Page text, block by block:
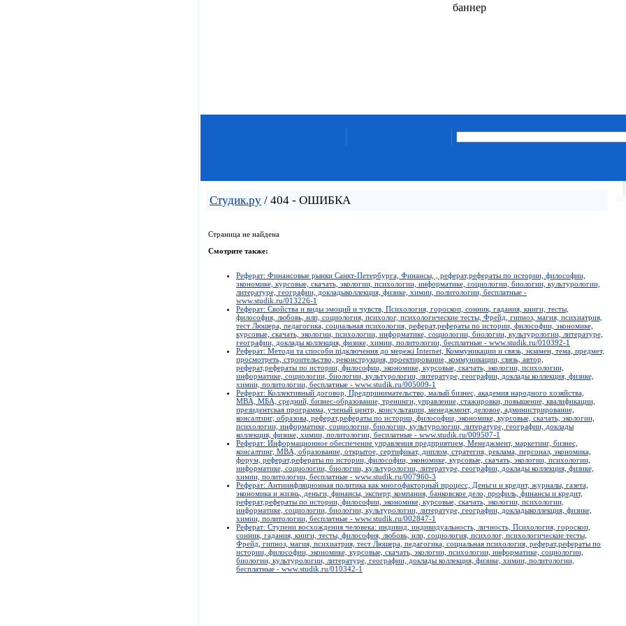
баннер
Студик.ру / 404 - ОШИБКА
Страница не найдена
Смотрите также:
Реферат: Финансовые рынки Санкт-Петербурга, Финансы, , реферат,рефераты по истории, философии,
экономике, курсовые, скачать, экологии, психологии, информатике, социологии, биологии, культурологии,
литературе, географии, докладыколлекция, физике, химии, политологии, бесплатные -
www.studik.ru/013226-1
Реферат: Свойства и виды эмоций и чувств, Психология, гороскоп, сонник, гадания, книги, тесты,
философия, любовь, нлп, социология, психолог, психологические тесты, Фрейд, гипноз, магия, психиатрия,
тест Люшера, педагогика, социальная психология, реферат,рефераты по истории, философии, экономике,
курсовые, скачать, экологии, психологии, информатике, социологии, биологии, культурологии, литературе,
географии, доклады коллекция, физике, химии, политологии, бесплатные - www.studik.ru/010392-1
Реферат: Методи та способи підключення до мережі Internet, Коммуникации и связь, экзамен, тема, предмет,
просмотреть, строительство, реконструкция, проектирование, коммуникации, связь, автор,
реферат,рефераты по истории, философии, экономике, курсовые, скачать, экологии, психологии,
информатике, социологии, биологии, культурологии, литературе, географии, доклады коллекция, физике,
химии, политологии, бесплатные - www.studik.ru/005009-1
Реферат: Коллективный договор, Предпринимательство, малый бизнес, академия народного хозяйства,
MBA, МБА, средний, бизнес-образование, тренинги, управление, стажировки, повышение, квалификации,
президентская программа, ученый центр, консультации, менеджмент, деловое, администрирование,
консалтинг, образова, реферат,рефераты по истории, философии, экономике, курсовые, скачать, экологии,
психологии, информатике, социологии, биологии, культурологии, литературе, географии, доклады
коллекция, физике, химии, политологии, бесплатные - www.studik.ru/009507-1
Реферат: Информационное обеспечение управления предприятием, Менеджмент, маркетинг, бизнес,
консалтинг, MBA, образование, открытое, сертификат, диплом, стратегия, реклама, персонал, экономика,
форум, реферат,рефераты по истории, философии, экономике, курсовые, скачать, экологии, психологии,
информатике, социологии, биологии, культурологии, литературе, географии, доклады коллекция, физике,
химии, политологии, бесплатные - www.studik.ru/007960-3
Реферат: Антиинфляционная политика как многофакторный процесс, Деньги и кредит, журналы, газета,
экономика и жизнь, деньги, финансы, эксперт, компания, банковское дело, профиль, финансы и кредит,
реферат,рефераты по истории, философии, экономике, курсовые, скачать, экологии, психологии,
информатике, социологии, биологии, культурологии, литературе, географии, докладыколлекция, физике,
химии, политологии, бесплатные - www.studik.ru/002847-1
Реферат: Ступени восхождения человека: индивид, индивидуальность, личность, Психология, гороскоп,
сонник, гадания, книги, тесты, философия, любовь, нлп, социология, психолог, психологические тесты,
Фрейд, гипноз, магия, психиатрия, тест Люшера, педагогика, социальная психология, реферат,рефераты по
истории, философии, экономике, курсовые, скачать, экологии, психологии, информатике, социологии,
биологии, культурологии, литературе, географии, доклады коллекция, физике, химии, политологии,
бесплатные - www.studik.ru/010342-1